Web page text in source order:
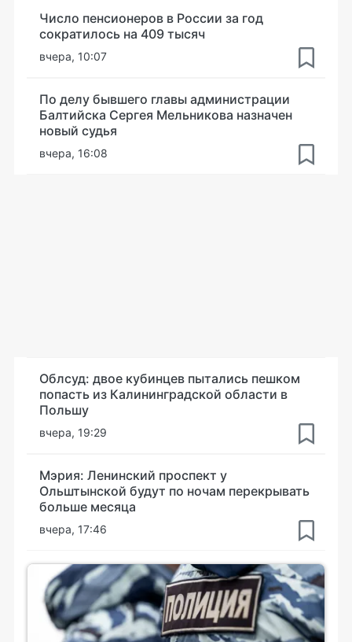
Число пенсионеров в России за год
сократилось на 409 тысяч
вчера, 10:07
По делу бывшего главы администрации
Балтийска Сергея Мельникова назначен
новый судья
вчера, 16:08
Облсуд: двое кубинцев пытались пешком
попасть из Калининградской области в
Польшу
вчера, 19:29
Мэрия: Ленинский проспект у
Ольштынской будут по ночам перекрывать
больше месяца
вчера, 17:46